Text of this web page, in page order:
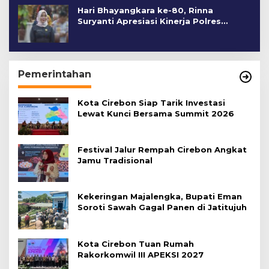
Hari Bhayangkara ke-80, Rinna
Suryanti Apresiasi Kinerja Polres
Pemerintahan
Kota Cirebon Siap Tarik Investasi
Lewat Kunci Bersama Summit 2026
Festival Jalur Rempah Cirebon Angkat
Jamu Tradisional
Kekeringan Majalengka, Bupati Eman
Soroti Sawah Gagal Panen di Jatitujuh
Kota Cirebon Tuan Rumah
Rakorkomwil III APEKSI 2027